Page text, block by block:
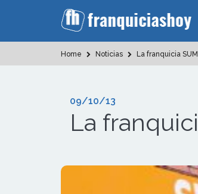
Home Noticias La franquicia
09/10/13
La